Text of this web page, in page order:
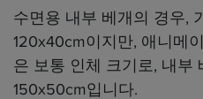
수면용 내부 베개의 경우,
120x40cm이지만, 애니메
은 보통 인체 크기로, 내부
150x50cm입니다.